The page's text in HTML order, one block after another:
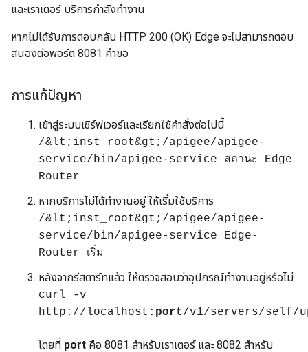
และเราเตอร์ บริการกำลังทำงาน
หากไม่ได้รับการตอบกลับ HTTP 200 (OK) Edge จะไม่สามารถตอบ
สนองต่อพอร์ต 8081 คำขอ
การแก้ปัญหา
เข้าสู่ระบบเซิร์ฟเวอร์และเรียกใช้คำสั่งต่อไปนี้
/&lt;inst_root&gt;/apigee/apigee-
service/bin/apigee-service สถานะ Edge
Router
หากบริการไม่ได้ทำงานอยู่ ให้เริ่มใช้บริการ
/&lt;inst_root&gt;/apigee/apigee-
service/bin/apigee-service Edge-
Router เริ่ม
หลังจากรีสตาร์ทแล้ว ให้ตรวจสอบว่าอุปกรณ์ทำงานอยู่หรือไม่
curl -v
http://localhost: port/v1/servers/self/
โดยที่ port คือ 8081 สำหรับเราเตอร์ และ 8082 สำหรับ